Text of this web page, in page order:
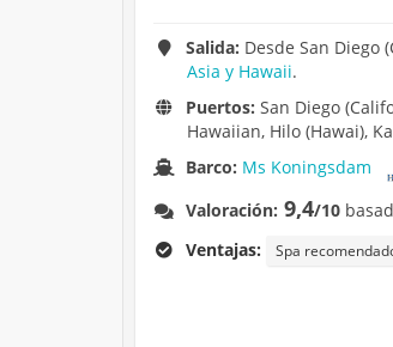
Salida: Desde San Diego
Asia y Hawaii.
Puertos: San Diego
Hawaiian, Hilo (Hawai),
Barco: Ms Koningsdam
Valoración: 9,4/10
Ventajas:
Spa